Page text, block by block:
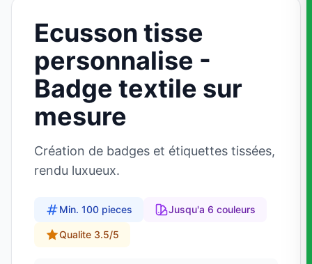
Ecusson tisse
personnalise -
Badge textile sur
mesure
Création de badges et étiquettes tissées,
rendu luxueux.
Min. 100 pieces Jusqu'a 6 couleurs
Qualite 3.5/5